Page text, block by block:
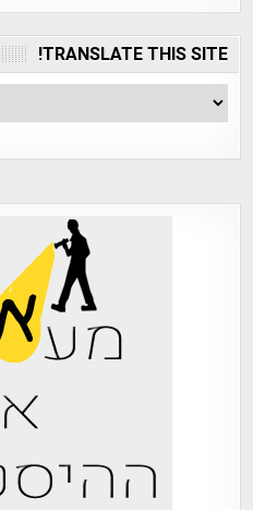
TRANSLATE THIS SITE!